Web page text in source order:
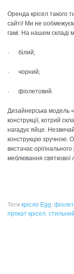
Оренда крісел такого
сайті! Ми не
гамі. На нашем складі
· білий;
· чорний;
· фіолетовий.
Дизайнерська модель
конструкції, котрий
нагадує яйце.
конструкцію зручною.
вистачає
меблювання святкової
Теги крісло Egg,
прокат крісел,